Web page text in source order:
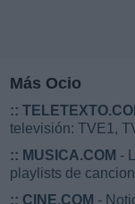
Más Ocio
::
televisión: TVE1,
:: MUSICA.COM -
playlists de
:: CINE.COM -